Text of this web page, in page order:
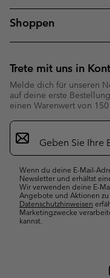
Shoppen
Trete mit uns in
Melde dich für unseren
auf deine erste
einen Warenwert von
Newsletter-
Anmeldung
Wenn du deine E-Mail-
Newsletter und erhältst
Wir verwenden deine E-
Angebote und Aktionen
Datenschutzhinweisen
Marketingzwecke
kannst.